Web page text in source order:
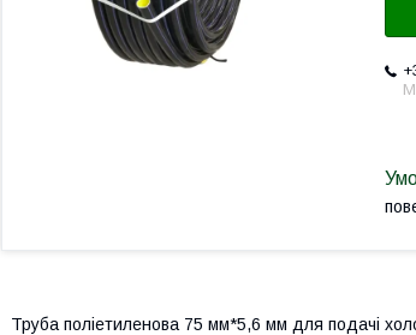
Труба поліетиленова 75 мм*5,6 мм для подачі